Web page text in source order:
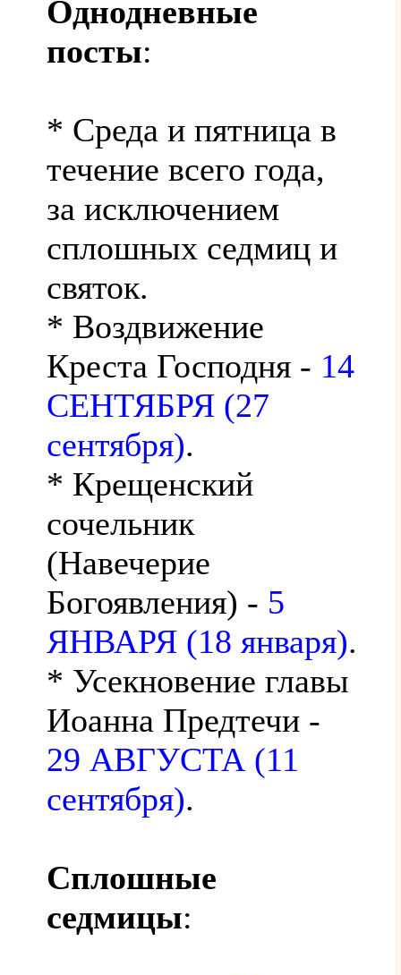
Однодневные
посты:
* Среда и пятница в
течение всего года,
за исключением
сплошных седмиц и
святок.
* Воздвижение
Креста Господня - 14
СЕНТЯБРЯ (27
сентября).
* Крещенский
сочельник
(Навечерие
Богоявления) - 5
ЯНВАРЯ (18 января).
* Усекновение главы
Иоанна Предтечи -
29 АВГУСТА (11
сентября).
Сплошные
седмицы: